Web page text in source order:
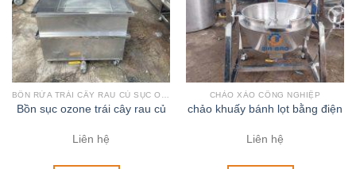
Bồn sục ozone trái cây rau củ
Liên hệ
CHẢO XÀO CÔNG NGHIỆP
chảo khuấy bánh lọt bằng điện
Liên hệ